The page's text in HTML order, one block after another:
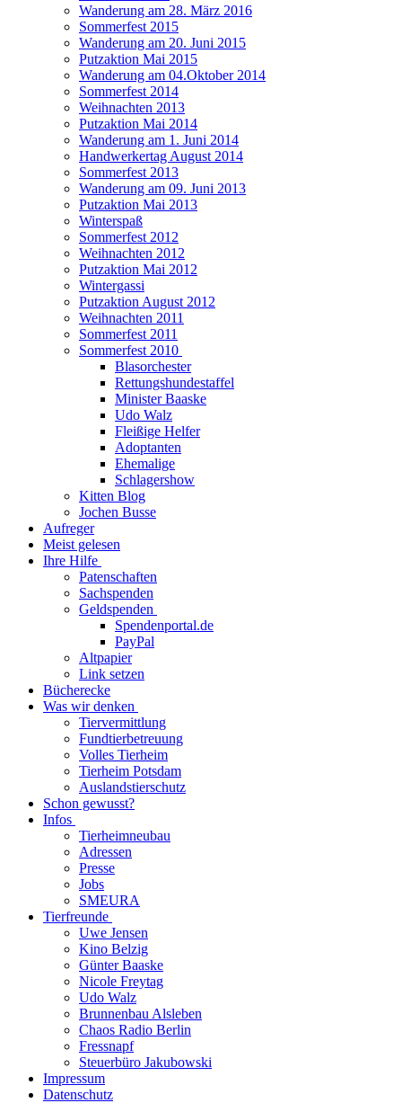
Wanderung am 28. März 2016
Sommerfest 2015
Wanderung am 20. Juni 2015
Putzaktion Mai 2015
Wanderung am 04.Oktober 2014
Sommerfest 2014
Weihnachten 2013
Putzaktion Mai 2014
Wanderung am 1. Juni 2014
Handwerkertag August 2014
Sommerfest 2013
Wanderung am 09. Juni 2013
Putzaktion Mai 2013
Winterspaß
Sommerfest 2012
Weihnachten 2012
Putzaktion Mai 2012
Wintergassi
Putzaktion August 2012
Weihnachten 2011
Sommerfest 2011
Sommerfest 2010
Blasorchester
Rettungshundestaffel
Minister Baaske
Udo Walz
Fleißige Helfer
Adoptanten
Ehemalige
Schlagershow
Kitten Blog
Jochen Busse
Aufreger
Meist gelesen
Ihre Hilfe
Patenschaften
Sachspenden
Geldspenden
Spendenportal.de
PayPal
Altpapier
Link setzen
Bücherecke
Was wir denken
Tiervermittlung
Fundtierbetreuung
Volles Tierheim
Tierheim Potsdam
Auslandstierschutz
Schon gewusst?
Infos
Tierheimneubau
Adressen
Presse
Jobs
SMEURA
Tierfreunde
Uwe Jensen
Kino Belzig
Günter Baaske
Nicole Freytag
Udo Walz
Brunnenbau Alsleben
Chaos Radio Berlin
Fressnapf
Steuerbüro Jakubowski
Impressum
Datenschutz